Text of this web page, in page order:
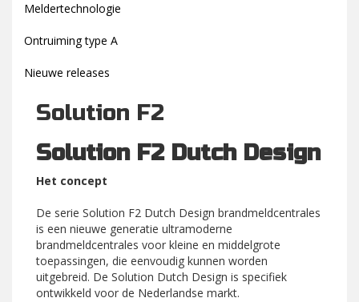
Meldertechnologie
Ontruiming type A
Nieuwe releases
Solution F2
Solution F2 Dutch Design
Het concept
De serie Solution F2 Dutch Design brandmeldcentrales
is een nieuwe generatie ultramoderne
brandmeldcentrales voor kleine en middelgrote
toepassingen, die eenvoudig kunnen worden
uitgebreid. De Solution Dutch Design is specifiek
ontwikkeld voor de Nederlandse markt.